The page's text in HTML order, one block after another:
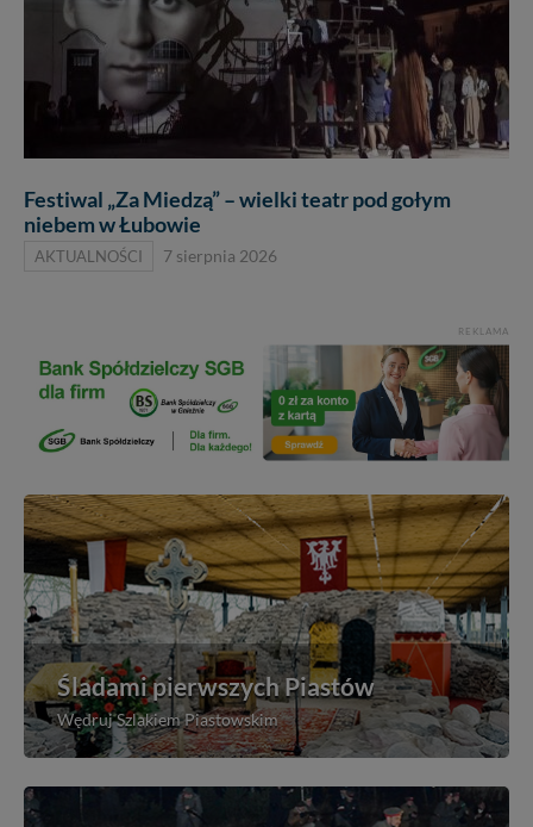
Festiwal „Za Miedzą” – wielki teatr pod gołym
niebem w Łubowie
AKTUALNOŚCI 7 sierpnia 2026
REKLAMA
Śladami pierwszych Piastów
Wędruj Szlakiem Piastowskim